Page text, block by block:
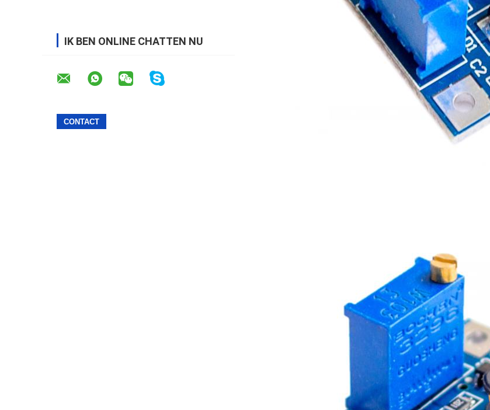
IK BEN ONLINE CHATTEN NU